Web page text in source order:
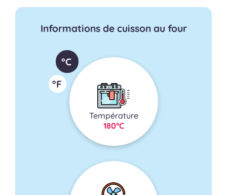
Informations de cuisson au four
Température
180°C
°C
°F